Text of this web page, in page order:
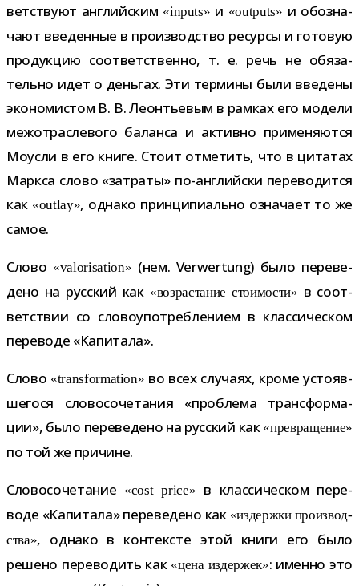
вет­ствуют англий­ским «inputs» и «outputs» и обо­зна­
чают вве­ден­ные в про­из­вод­ство ресурсы и гото­вую
про­дук­цию соот­вет­ственно, т. е. речь не обя­за­
тельно идет о день­гах. Эти тер­мины были вве­дены
эко­но­ми­стом В. В. Леонтьевым в рам­ках его модели
меж­от­рас­ле­вого баланса и активно при­ме­ня­ются
Моусли в его книге. Стоит отме­тить, что в цита­тах
Маркса слово «затраты» по-​английски пере­во­дится
как «outlay», однако прин­ци­пи­ально озна­чает то же
самое.
Слово «valorisation» (нем. Verwertung) было пере­ве­
дено на рус­ский как «воз­рас­та­ние сто­и­мо­сти» в соот­
вет­ствии со сло­во­упо­треб­ле­нием в клас­си­че­ском
пере­воде «Капитала».
Слово «transformation» во всех слу­чаях, кроме усто­яв­
ше­гося сло­во­со­че­та­ния «про­блема транс­фор­ма­
ции», было пере­ве­дено на рус­ский как «пре­вра­ще­ние»
по той же причине.
Словосочетание «cost price» в клас­си­че­ском пере­
воде «Капитала» пере­ве­дено как «издержки про­из­вод­
ства», однако в кон­тек­сте этой книги его было
решено пере­во­дить как «цена издер­жек»: именно это